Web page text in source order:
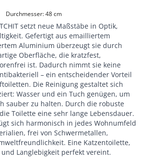
Durchmesser: 48 cm
setzt neue Maßstäbe in Optik,
Gefertigt aus emailliertem
Aluminium überzeugt sie durch
Oberfläche, die kratzfest,
ist. Dadurch nimmt sie keine
– ein entscheidender Vorteil
Die Reinigung gestaltet sich
Wasser und ein Tuch genügen, um
sauber zu halten. Durch die robuste
Toilette eine sehr lange Lebensdauer.
sich harmonisch in jedes Wohnumfeld
frei von Schwermetallen,
Eine Katzentoilette,
Langlebigkeit perfekt vereint.